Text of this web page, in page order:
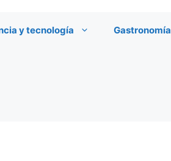
y tecnología Gastronomía